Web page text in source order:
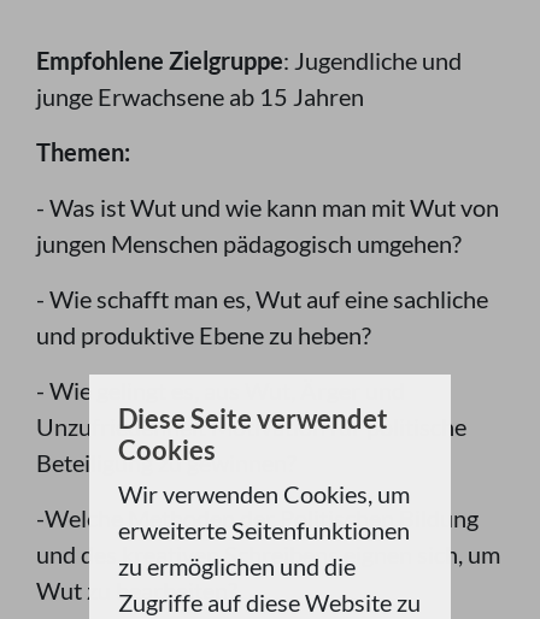
Diese Seite verwendet
Cookies
Wir verwenden Cookies, um
erweiterte Seitenfunktionen
zu ermöglichen und die
Zugriffe auf diese Website zu
Empfohlene Zielgruppe: Jugendliche und
junge Erwachsene ab 15 Jahren
Themen:
- Was ist Wut und wie kann man mit Wut von
jungen Menschen pädagogisch umgehen?
- Wie schafft man es, Wut auf eine sachliche
und produktive Ebene zu heben?
- Wie gelingt es, aus Wut, Ärger und
Unzufriedenheit Motivation für politische
Beteiligung zu gewinnen?
-Welche Methoden der Politischen Bildung
und des kreativen Schreibens eignen sich, um
Wut zu bearbeiten?